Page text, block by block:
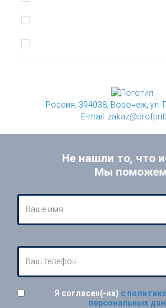
Россия, 394038, Воронеж, ул.
E-mail:
Не нашли то, что
Мы
Я согласен(-на) с
персональных